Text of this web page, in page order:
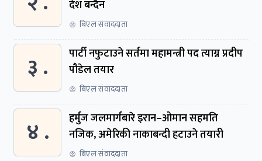
देश बन्दैन
बिएल संवाददाता
३ .
पार्टी नफुटाउने सर्तमा महामन्त्री पद त्याग्न प्रदीप
पौडेल तयार
बिएल संवाददाता
४ .
हर्मुज जलमार्गबारे इरान–ओमान सहमति
नजिक, अमेरिकी नाकाबन्दी हटाउने तयारी
बिएल संवाददाता